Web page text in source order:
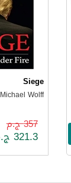
Siege
Michael Wolff
357 ج.م
321.3 ج.م